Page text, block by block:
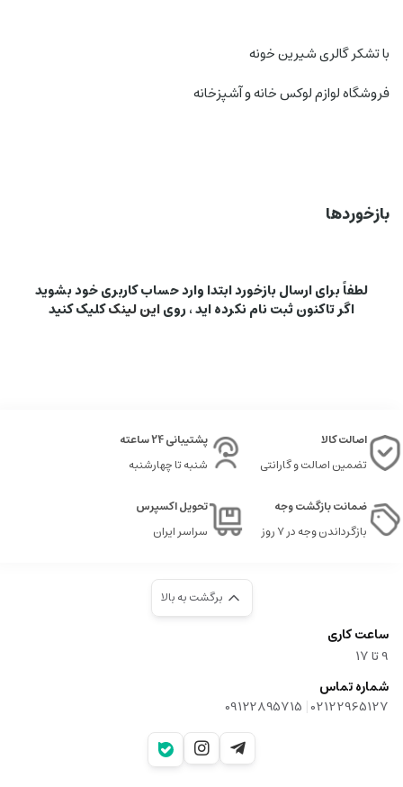
با تشکر گالری شیرین خونه
فروشگاه لوازم لوکس خانه و آشپزخانه
بازخوردها
لطفاً برای ارسال بازخورد ابتدا وارد حساب کاربری خود بشوید
اگر تاکنون ثبت نام نکرده اید ، رویاین لینککلیک کنید
اصالت کالا
تضمین اصالت و گارانتی
پشتیبانی 24 ساعته
شنبه تا چهارشنبه
ضمانت بازگشت وجه
بازگرداندن وجه در ۷ روز
تحویل اکسپرس
سراسر ایران
برگشت به بالا
ساعت کاری
9‌ تا ۱۷
شماره تماس
02122965127
|
09122895715